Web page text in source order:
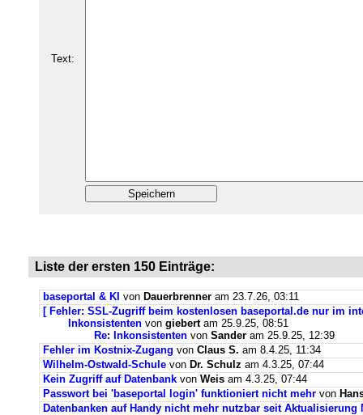
Text:
Liste der ersten 150 Einträge:
baseportal & KI von Dauerbrenner am 23.7.26, 03:11
[ Fehler: SSL-Zugriff beim kostenlosen baseportal.de nur im
Inkonsistenten von giebertam 25.9.25, 08:51
Re: Inkonsistenten von Sander am 25.9.25, 12:39
Fehler im Kostnix-Zugang von Claus S. am 8.4.25, 11:34
Wilhelm-Ostwald-Schule von Dr. Schulz am 4.3.25, 07:44
Kein Zugriff auf Datenbank von Weis am 4.3.25, 07:44
Passwort bei 'baseportal login' funktioniert nicht mehr von
Datenbanken auf Handy nicht mehr nutzbar seit Aktualisierung